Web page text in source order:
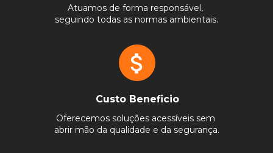
Atuamos de forma responsável,
seguindo todas as normas ambientais.
Custo Beneficio
Oferecemos soluções acessíveis sem
abrir mão da qualidade e da segurança.